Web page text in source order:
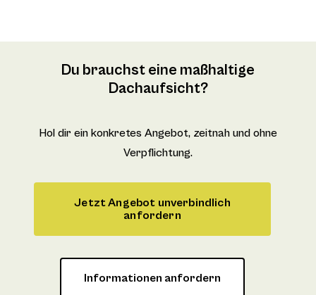
Du brauchst eine maßhaltige
Dachaufsicht?
Hol dir ein konkretes Angebot, zeitnah und ohne
Verpflichtung.
Jetzt Angebot unverbindlich
anfordern
Informationen anfordern